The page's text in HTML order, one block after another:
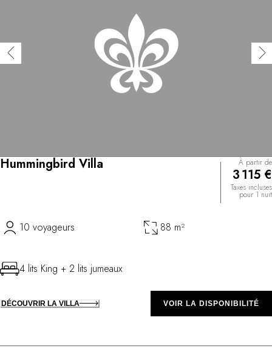
Hummingbird Villa À partir de
3 115 €
Taxes incluses
pour 1 nuit
10 voyageurs 88 m²
4 lits King + 2 lits jumeaux
DÉCOUVRIR LA VILLA VOIR LA DISPONIBILITÉ